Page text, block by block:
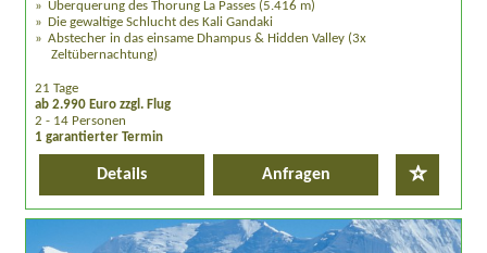
Überquerung des Thorung La Passes (5.416 m)
Die gewaltige Schlucht des Kali Gandaki
Abstecher in das einsame Dhampus & Hidden Valley (3x
Zeltübernachtung)
21 Tage
ab 2.990 Euro zzgl. Flug
2 - 14 Personen
1 garantierter Termin
Details Anfragen